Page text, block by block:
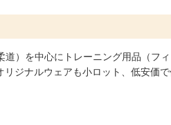
）を中心にトレーニング用品（フ
ジナルウェアも小ロット、低安価で